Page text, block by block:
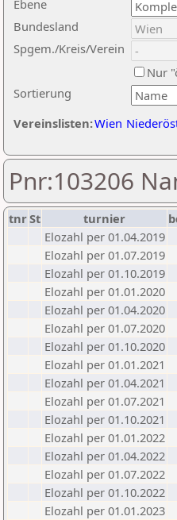
Ebene
Sortierung
Bundesland
Spgem./Kreis/Verein
Nur
Vereinslisten:Wien
Pnr:103206
tnrSt turnier
Elozahl per 01.04.2019
Elozahl per 01.07.2019
Elozahl per 01.10.2019
Elozahl per 01.01.2020
Elozahl per 01.04.2020
Elozahl per 01.07.2020
Elozahl per 01.10.2020
Elozahl per 01.01.2021
Elozahl per 01.04.2021
Elozahl per 01.07.2021
Elozahl per 01.10.2021
Elozahl per 01.01.2022
Elozahl per 01.04.2022
Elozahl per 01.07.2022
Elozahl per 01.10.2022
Elozahl per 01.01.2023